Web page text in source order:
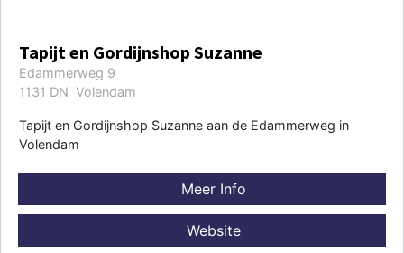
Tapijt en Gordijnshop Suzanne
Edammerweg 9
1131 DN Volendam
Tapijt en Gordijnshop Suzanne aan de Edammerweg in
Volendam
Meer Info
Website